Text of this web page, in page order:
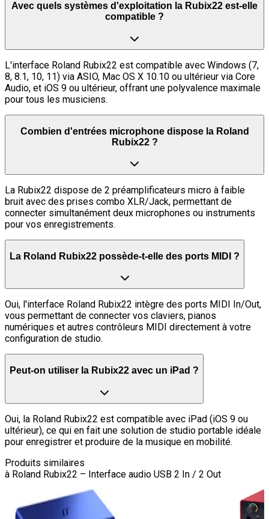
Avec quels systèmes d'exploitation la Rubix22 est-elle
compatible ?
L'interface Roland Rubix22 est compatible avec Windows (7,
8, 8.1, 10, 11) via ASIO, Mac OS X 10.10 ou ultérieur via Core
Audio, et iOS 9 ou ultérieur, offrant une polyvalence maximale
pour tous les musiciens.
Combien d'entrées microphone dispose la Roland
Rubix22 ?
La Rubix22 dispose de 2 préamplificateurs micro à faible
bruit avec des prises combo XLR/Jack, permettant de
connecter simultanément deux microphones ou instruments
pour vos enregistrements.
La Roland Rubix22 possède-t-elle des ports MIDI ?
Oui, l'interface Roland Rubix22 intègre des ports MIDI In/Out,
vous permettant de connecter vos claviers, pianos
numériques et autres contrôleurs MIDI directement à votre
configuration de studio.
Peut-on utiliser la Rubix22 avec un iPad ?
Oui, la Roland Rubix22 est compatible avec iPad (iOS 9 ou
ultérieur), ce qui en fait une solution de studio portable idéale
pour enregistrer et produire de la musique en mobilité.
Produits similaires
à Roland Rubix22 – Interface audio USB 2 In / 2 Out